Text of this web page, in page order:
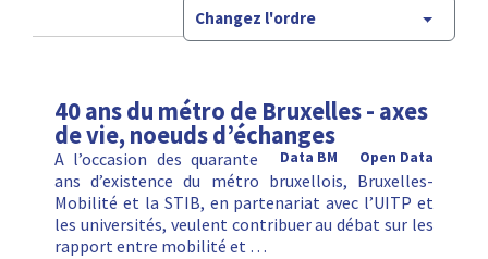
Changez l'ordre
40 ans du métro de Bruxelles - axes
de vie, noeuds d’échanges
Open Data
Data BM
A l’occasion des quarante
ans d’existence du métro bruxellois, Bruxelles-
Mobilité et la STIB, en partenariat avec l’UITP et
les universités, veulent contribuer au débat sur les
rapport entre mobilité et …